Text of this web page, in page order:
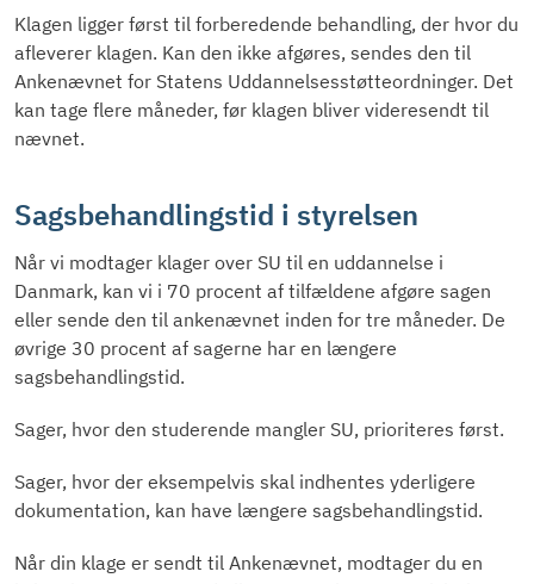
Klagen ligger først til forberedende behandling, der hvor du
afleverer klagen. Kan den ikke afgøres, sendes den til
Ankenævnet for Statens Uddannelsesstøtteordninger. Det
kan tage flere måneder, før klagen bliver videresendt til
nævnet.
Sagsbehandlingstid i styrelsen
Når vi modtager klager over SU til en uddannelse i
Danmark, kan vi i 70 procent af tilfældene afgøre sagen
eller sende den til ankenævnet inden for tre måneder. De
øvrige 30 procent af sagerne har en længere
sagsbehandlingstid.
Sager, hvor den studerende mangler SU, prioriteres først.
Sager, hvor der eksempelvis skal indhentes yderligere
dokumentation, kan have længere sagsbehandlingstid.
Når din klage er sendt til Ankenævnet, modtager du en